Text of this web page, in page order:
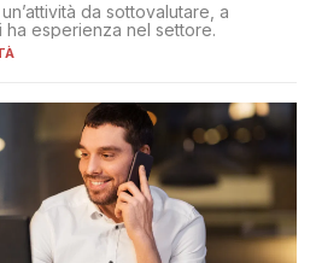
da sottovalutare, a
esperienza nel settore.